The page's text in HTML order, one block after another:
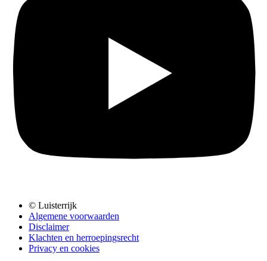
© Luisterrijk
Algemene voorwaarden
Disclaimer
Klachten en herroepingsrecht
Privacy en cookies